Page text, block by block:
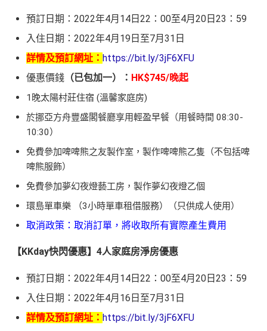
預訂日期：2022年4月14日22：00至4月20日23：59
入住日期：2022年4月19日至7月31日
詳情及預訂網址： https://bit.ly/3jF6XFU
優惠價錢 （已包加一）： HK$745/晚起
1晚太陽村莊住宿 (溫馨家庭房)
於挪亞方舟豐盛閣餐廳享用輕盈早餐（用餐時間 08:30-
10:30）
免費參加啤啤熊之友製作室，製作啤啤熊乙隻（不包括啤
啤熊服飾）
免費參加夢幻夜燈藝工房，製作夢幻夜燈乙個
環島單車樂 （3小時單車租借服務）（只供成人使用）
取消政策：取消訂單，將收取所有實際產生費用
【KKday快閃優惠】4人家庭房淨房優惠
預訂日期：2022年4月14日22：00至4月20日23：59
入住日期：2022年4月16日至7月31日
詳情及預訂網址： https://bit.ly/3jF6XFU